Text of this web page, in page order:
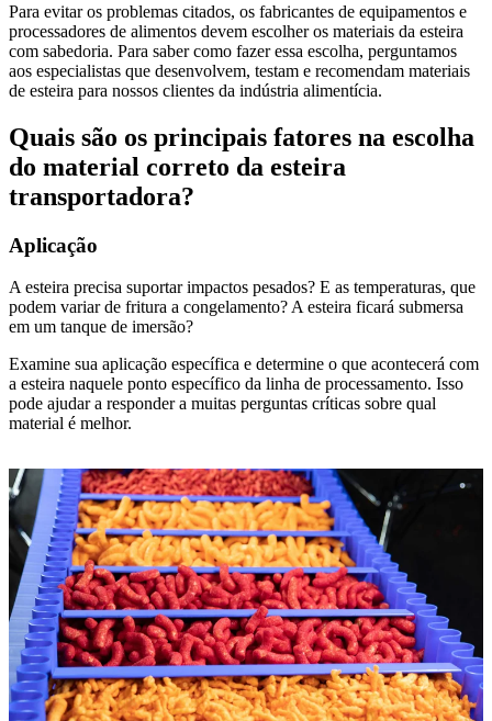
Para evitar os problemas citados, os fabricantes de equipamentos e
processadores de alimentos devem escolher os materiais da esteira
com sabedoria. Para saber como fazer essa escolha, perguntamos
aos especialistas que desenvolvem, testam e recomendam materiais
de esteira para nossos clientes da indústria alimentícia.
Quais são os principais fatores na escolha
do material correto da esteira
transportadora?
Aplicação
A esteira precisa suportar impactos pesados? E as temperaturas, que
podem variar de fritura a congelamento? A esteira ficará submersa
em um tanque de imersão?
Examine sua aplicação específica e determine o que acontecerá com
a esteira naquele ponto específico da linha de processamento. Isso
pode ajudar a responder a muitas perguntas críticas sobre qual
material é melhor.